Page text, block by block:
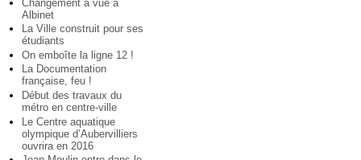
Changement à vue à
Albinet
La Ville construit pour ses
étudiants
On emboîte la ligne 12 !
La Documentation
française, feu !
Début des travaux du
métro en centre-ville
Le Centre aquatique
olympique d’Aubervilliers
ouvrira en 2016